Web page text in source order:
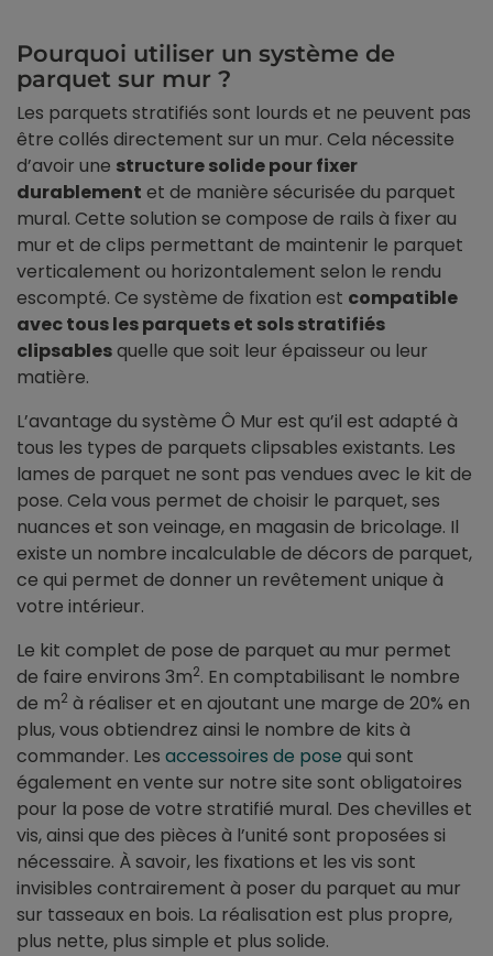
Pourquoi utiliser un système de
parquet sur mur ?
Les parquets stratifiés sont lourds et ne peuvent pas
être collés directement sur un mur. Cela nécessite
d’avoir une structure solide pour fixer
durablement et de manière sécurisée du parquet
mural. Cette solution se compose de rails à fixer au
mur et de clips permettant de maintenir le parquet
verticalement ou horizontalement selon le rendu
escompté. Ce système de fixation est compatible
avec tous les parquets et sols stratifiés
clipsablesquelle que soit leur épaisseur ou leur
matière.
L’avantage du système Ô Mur est qu’il est adapté à
tous les types de parquets clipsables existants. Les
lames de parquet ne sont pas vendues avec le kit de
pose. Cela vous permet de choisir le parquet, ses
nuances et son veinage, en magasin de bricolage. Il
existe un nombre incalculable de décors de parquet,
ce qui permet de donner un revêtement unique à
votre intérieur.
Le kit complet de pose de parquet au mur permet
de faire environs 3m2. En comptabilisant le nombre
de m2 à réaliser et en ajoutant une marge de 20% en
plus, vous obtiendrez ainsi le nombre de kits à
commander. Les accessoires de pose qui sont
également en vente sur notre site sont obligatoires
pour la pose de votre stratifié mural. Des chevilles et
vis, ainsi que des pièces à l’unité sont proposées si
nécessaire. À savoir, les fixations et les vis sont
invisibles contrairement à poser du parquet au mur
sur tasseaux en bois. La réalisation est plus propre,
plus nette, plus simple et plus solide.